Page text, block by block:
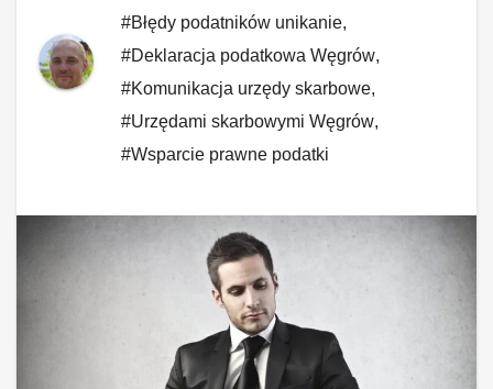
#Błędy podatników unikanie,
#Deklaracja podatkowa Węgrów,
#Komunikacja urzędy skarbowe,
#Urzędami skarbowymi Węgrów,
#Wsparcie prawne podatki